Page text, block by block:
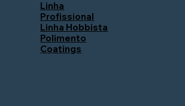
Linha
Profissional
Linha Hobbista
Polimento
Coatings